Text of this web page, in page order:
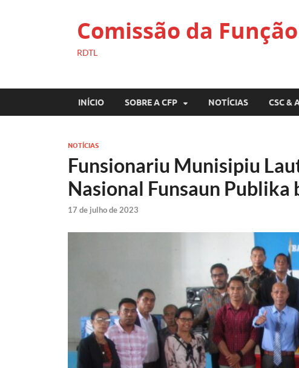
Comissão da
RDTL
INÍCIO SOBRE A CFP NOTÍCIAS CSC &
NOTÍCIAS
Funsionariu Munisipiu
Nasional Funsaun Publika
17 de julho de 2023